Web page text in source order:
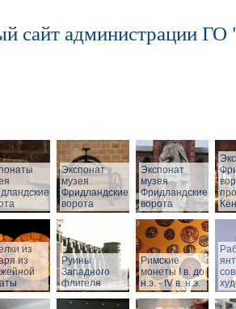
сайт администрации ГО
Экспонат
музея
Фридландские
ворота
Экспонат
музея
Фридландские
ворота
из
из
Руины
Западного
флигеля
Римские
монеты I в. до
н.э. - IV в. н.э.